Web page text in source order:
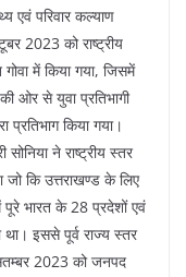
एवं परिवार कल्याण
2023 को राष्ट्रीय
में किया गया, जिसमें
ओर से युवा प्रतिभागी
प्रतिभाग किया गया।
ने राष्ट्रीय स्तर
जो कि उत्तराखण्ड के लिए
पूरे भारत के 28 प्रदेशों एवं
था। इससे पूर्व राज्य स्तर
2023 को जनपद